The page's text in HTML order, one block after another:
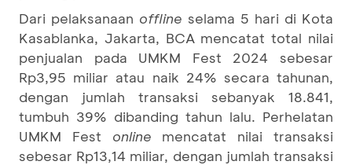
Dari pelaksanaan offline selama 5 hari di Kota
Kasablanka, Jakarta, BCA mencatat total nilai
penjualan pada UMKM Fest 2024 sebesar
Rp3,95 miliar atau naik 24% secara tahunan,
dengan jumlah transaksi sebanyak 18.841,
tumbuh 39% dibanding tahun lalu. Perhelatan
UMKM Fest online mencatat nilai transaksi
sebesar Rp13,14 miliar, dengan jumlah transaksi